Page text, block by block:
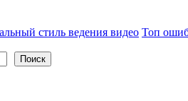
стиль ведения видео Топ
Поиск